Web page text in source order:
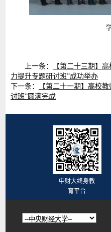
上一条：
【第二十三期】
力提升专题研讨班”成功举办
下一条：
【第二十一期】高校
讨班”圆满完成
中财大终身教
育平台